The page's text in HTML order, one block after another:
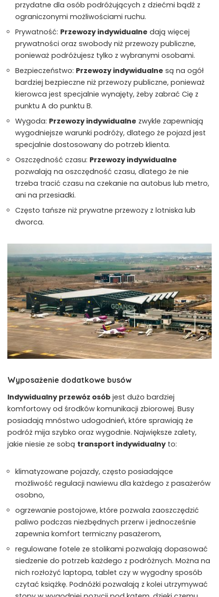
przydatne dla osób podróżujących z dziećmi bądź z
ograniczonymi możliwościami ruchu.
Prywatność: Przewozy indywidualne dają więcej
prywatności oraz swobody niż przewozy publiczne,
ponieważ podróżujesz tylko z wybranymi osobami.
Bezpieczeństwo: Przewozy indywidualne są na ogół
bardziej bezpieczne niż przewozy publiczne, ponieważ
kierowca jest specjalnie wynajęty, żeby zabrać Cię z
punktu A do punktu B.
Wygoda: Przewozy indywidualne zwykle zapewniają
wygodniejsze warunki podróży, dlatego że pojazd jest
specjalnie dostosowany do potrzeb klienta.
Oszczędność czasu: Przewozy indywidualne
pozwalają na oszczędność czasu, dlatego że nie
trzeba tracić czasu na czekanie na autobus lub metro,
ani na przesiadki.
Często tańsze niż prywatne przewozy z lotniska lub
dworca.
Wyposażenie dodatkowe busów
Indywidualny przewóz osób jest dużo bardziej
komfortowy od środków komunikacji zbiorowej. Busy
posiadają mnóstwo udogodnień, które sprawiają że
podróż mija szybko oraz wygodnie. Największe zalety,
jakie niesie ze sobą transport indywidualny to:
klimatyzowane pojazdy, często posiadające
możliwość regulacji nawiewu dla każdego z pasażerów
osobno,
ogrzewanie postojowe, które pozwala zaoszczędzić
paliwo podczas niezbędnych przerw i jednocześnie
zapewnia komfort termiczny pasażerom,
regulowane fotele ze stolikami pozwalają dopasować
siedzenie do potrzeb każdego z podróżnych. Można na
nich rozłożyć laptopa, tablet czy w wygodny sposób
czytać książkę. Podnóżki pozwalają z kolei utrzymywać